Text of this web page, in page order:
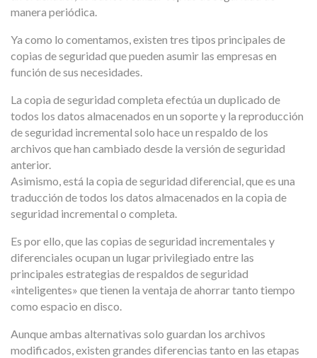
manera periódica.
Ya como lo comentamos, existen tres tipos principales de
copias de seguridad que pueden asumir las empresas en
función de sus necesidades.
La copia de seguridad completa efectúa un duplicado de
todos los datos almacenados en un soporte y la reproducción
de seguridad incremental solo hace un respaldo de los
archivos que han cambiado desde la versión de seguridad
anterior.
Asimismo, está la copia de seguridad diferencial, que es una
traducción de todos los datos almacenados en la copia de
seguridad incremental o completa.
Es por ello, que las copias de seguridad incrementales y
diferenciales ocupan un lugar privilegiado entre las
principales estrategias de respaldos de seguridad
«inteligentes» que tienen la ventaja de ahorrar tanto tiempo
como espacio en disco.
Aunque ambas alternativas solo guardan los archivos
modificados, existen grandes diferencias tanto en las etapas